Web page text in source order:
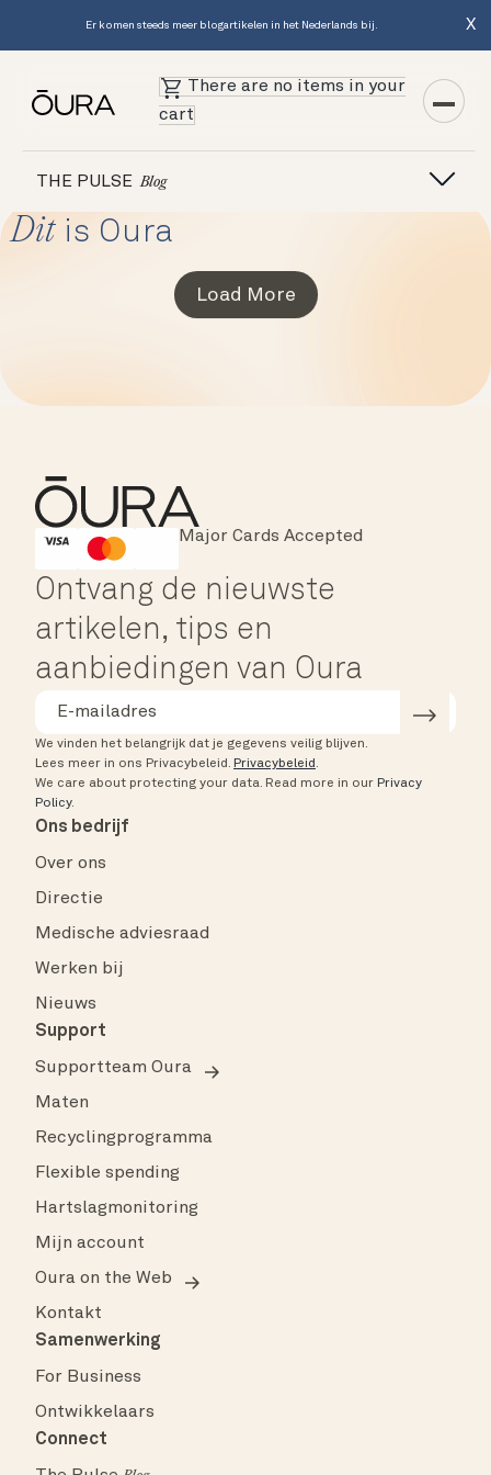
Er komen steeds meer blogartikelen in het Nederlands bij. X
There are no items in your
cart
THE PULSE Blog
Dit is Oura
Load More
HSA/FSA Eligible
Instant Checkout
Major Cards Accepted
Ontvang de nieuwste
artikelen, tips en
aanbiedingen van Oura
We vinden het belangrijk dat je gegevens veilig blijven.
Lees meer in ons Privacybeleid. Privacybeleid .
We care about protecting your data. Read more in our Privacy
Policy.
Ons bedrijf
Over ons
Directie
Medische adviesraad
Werken bij
Nieuws
Support
Supportteam Oura
Maten
Recyclingprogramma
Flexible spending
Hartslagmonitoring
Mijn account
Oura on the Web
Kontakt
Samenwerking
For Business
Ontwikkelaars
Connect